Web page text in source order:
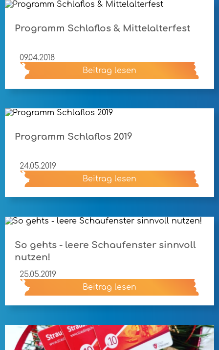
Programm Schlaflos & Mittelalterfest
09.04.2018
Beitrag lesen
Programm Schlaflos 2019
24.05.2019
Beitrag lesen
So gehts - leere Schaufenster sinnvoll
nutzen!
25.05.2019
Beitrag lesen